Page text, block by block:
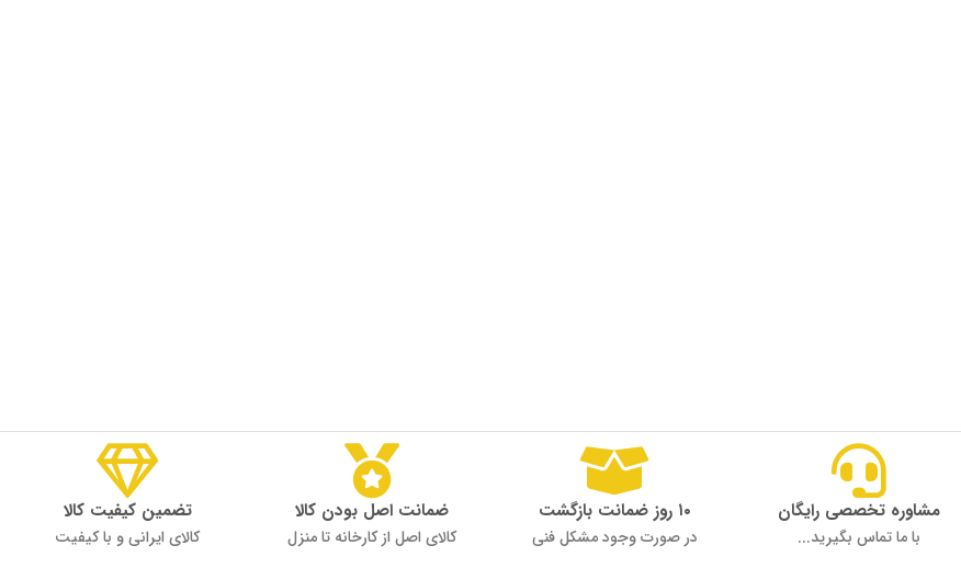
مشاوره تخصصی رایگان
با ما تماس بگیرید...
۱۰ روز ضمانت بازگشت
در صورت وجود مشکل فنی
ضمانت اصل بودن کالا
کالای اصل از کارخانه تا منزل
تضمین کیفیت کالا
کالای ایرانی و با کیفیت